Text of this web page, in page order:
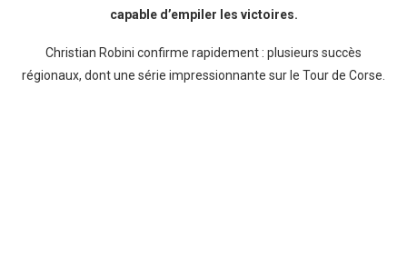
capable d’empiler les victoires.
Christian Robini confirme rapidement : plusieurs succès
régionaux, dont une série impressionnante sur le Tour de Corse.